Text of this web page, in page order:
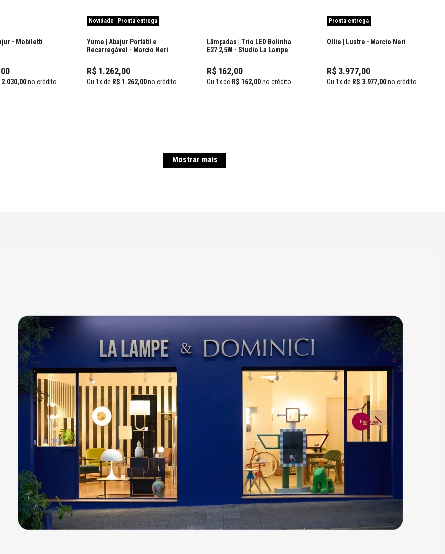
- Mobiletti
00
2.030,00no crédito
Novidade Pronta entrega
Yume | Abajur Portátil e
Recarregável - Marcio Neri
R$ 1.262,00
Ou 1x de R$ 1.262,00no crédito
Lâmpadas | Trio LED Bolinha
E27 2,5W - Studio La Lampe
R$ 162,00
Ou 1x de R$ 162,00no crédito
Pronta entrega
Ollie | Lustre - Marcio Neri
R$ 3.977,00
Ou 1x de R$ 3.977,00no crédito
Mostrar mais